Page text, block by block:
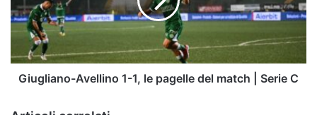
pagelle
del
match
|
Serie
Giugliano-Avellino 1-1, le pagelle del match | Serie C